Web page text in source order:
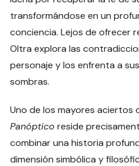
transformándose en un
conciencia. Lejos de ofrecer
Oltra explora las
personaje y los enfrenta a
sombras.
Uno de los mayores aciertos
Panóptico reside
combinar una historia
dimensión simbólica y